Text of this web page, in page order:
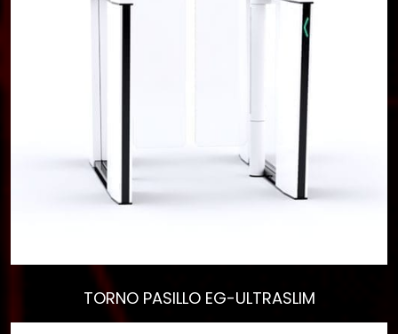
Ver todos los
resultados
TORNO PASILLO EG-ULTRASLIM